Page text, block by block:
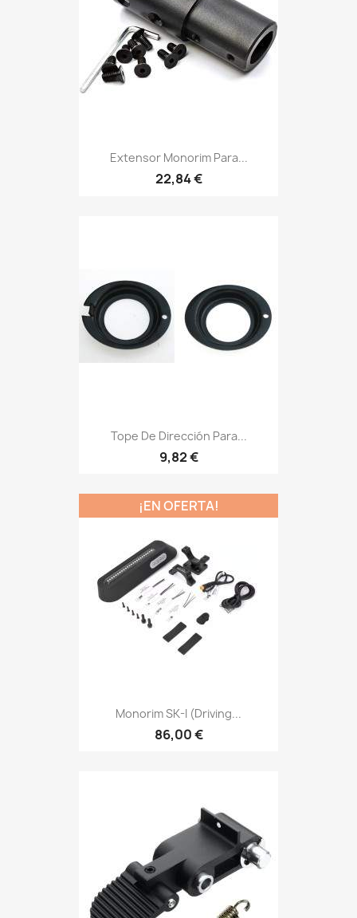
Extensor Monorim Para...
22,84 €
Tope De Dirección Para...
9,82 €
Monorim SK-I (driving...
86,00 €
¡EN OFERTA!